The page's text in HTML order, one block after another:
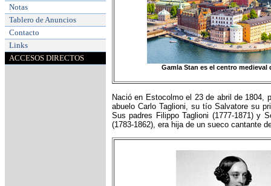
Notas
Tablero de Anuncios
Contacto
Links
ACCESOS DIRECTOS
Gamla Stan es el centro medieval
Nació en Estocolmo el 23 de abril de 1804,
abuelo Carlo Taglioni, su tío Salvatore su
Sus padres Filippo Taglioni (1777-1871) y
(1783-1862), era hija de un sueco cantante